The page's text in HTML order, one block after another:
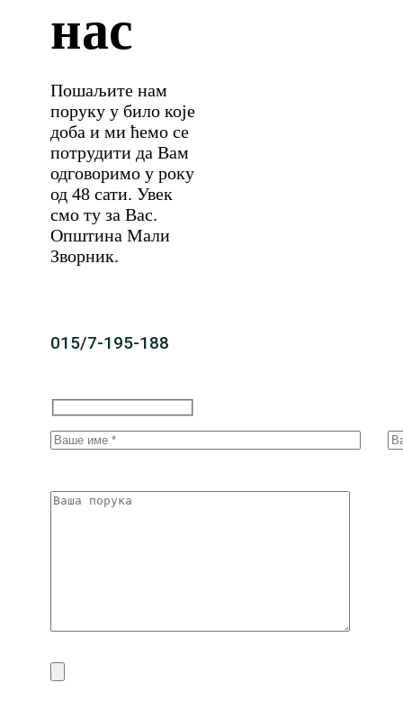
нас
Пошаљите нам
поруку у било које
доба и ми ћемо се
потрудити да Вам
одговоримо у року
од 48 сати. Увек
смо ту за Вас.
Општина Мали
Зворник.
015/7-195-188